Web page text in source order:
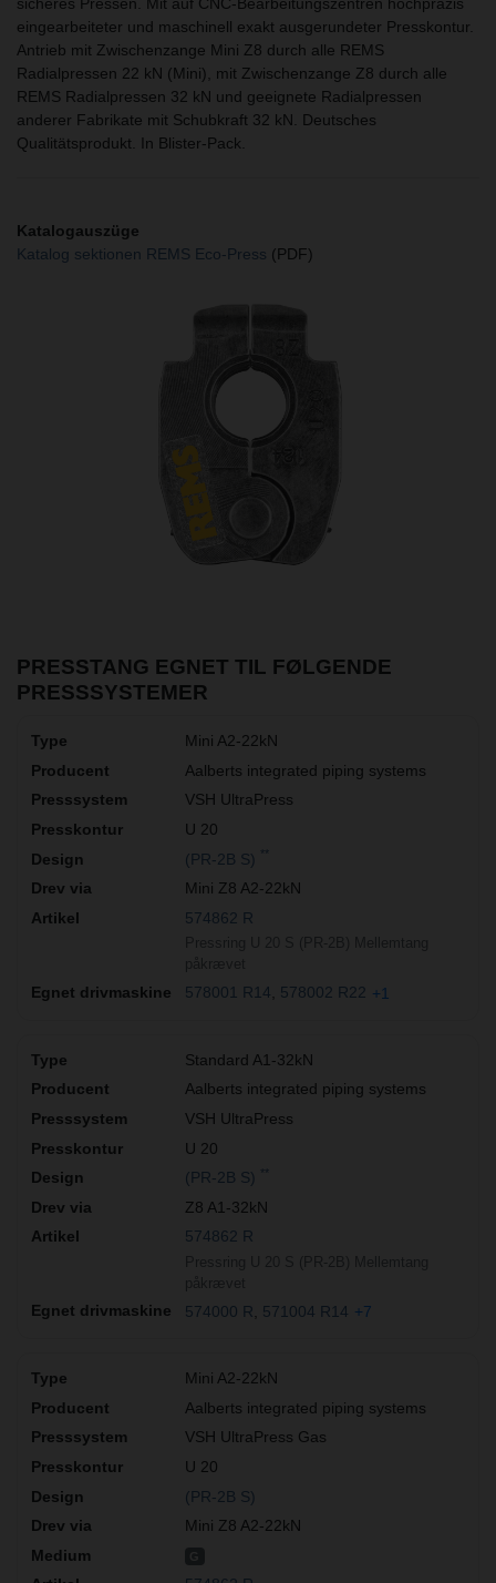
eingearbeiteter und maschinell exakt ausgerundeter Presskontur.
Antrieb mit Zwischenzange Mini Z8 durch alle REMS
Radialpressen 22 kN (Mini), mit Zwischenzange Z8 durch alle
REMS Radialpressen 32 kN und geeignete Radialpressen
anderer Fabrikate mit Schubkraft 32 kN. Deutsches
Qualitätsprodukt. In Blister-Pack.
Katalogauszüge
Katalog sektionen REMS Eco-Press (PDF)
PRESSTANG EGNET TIL FØLGENDE
PRESSSYSTEMER
Mini A2-22kN
Aalberts integrated piping systems
VSH UltraPress
U 20
(PR-2B S)
Mini Z8 A2-22kN
574862 R
578001 R14 578002 R22 +1
Standard A1-32kN
Aalberts integrated piping systems
VSH UltraPress
U 20
(PR-2B S)
Z8 A1-32kN
574862 R
574000 R 571004 R14 +7
Mini A2-22kN
Aalberts integrated piping systems
VSH UltraPress Gas
U 20
(PR-2B S)
Mini Z8 A2-22kN